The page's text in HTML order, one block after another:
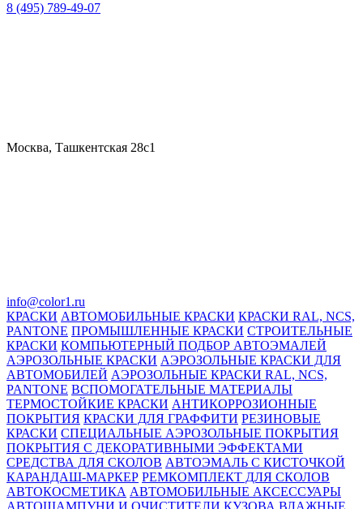
8 (495) 789-49-07
Москва, Ташкентская 28с1
info@color1.ru
КРАСКИ АВТОМОБИЛЬНЫЕ КРАСКИ КРАСКИ RAL, NCS,
PANTONE ПРОМЫШЛЕННЫЕ КРАСКИ СТРОИТЕЛЬНЫЕ
КРАСКИ КОМПЬЮТЕРНЫЙ ПОДБОР АВТОЭМАЛЕЙ
АЭРОЗОЛЬНЫЕ КРАСКИ АЭРОЗОЛЬНЫЕ КРАСКИ ДЛЯ
АВТОМОБИЛЕЙ АЭРОЗОЛЬНЫЕ КРАСКИ RAL, NCS,
PANTONE ВСПОМОГАТЕЛЬНЫЕ МАТЕРИАЛЫ
ТЕРМОСТОЙКИЕ КРАСКИ АНТИКОРРОЗИОННЫЕ
ПОКРЫТИЯ КРАСКИ ДЛЯ ГРАФФИТИ РЕЗИНОВЫЕ
КРАСКИ СПЕЦИАЛЬНЫЕ АЭРОЗОЛЬНЫЕ ПОКРЫТИЯ
ПОКРЫТИЯ С ДЕКОРАТИВНЫМИ ЭФФЕКТАМИ
СРЕДСТВА ДЛЯ СКОЛОВ АВТОЭМАЛЬ С КИСТОЧКОЙ
КАРАНДАШ-МАРКЕР РЕМКОМПЛЕКТ ДЛЯ СКОЛОВ
АВТОКОСМЕТИКА АВТОМОБИЛЬНЫЕ АКСЕССУАРЫ